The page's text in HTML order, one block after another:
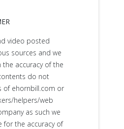
video posted
sources and we
accuracy of the
do not
of ehornbill.com or
helpers/web
as such we
for the accuracy of